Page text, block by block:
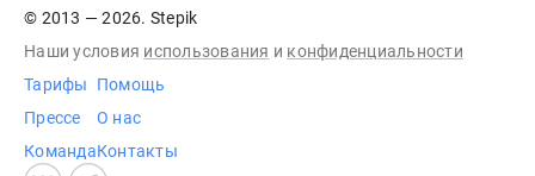
© 2013 — 2026. Stepik
Наши условия использования и конфиденциальности
Тарифы
Прессе
Команда
Помощь
О нас
Контакты